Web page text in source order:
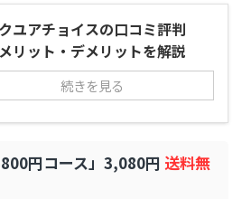
ユアチョイスの口コミ評判
リット・デメリットを解説
続きを見る
円コース」3,080円 送料無